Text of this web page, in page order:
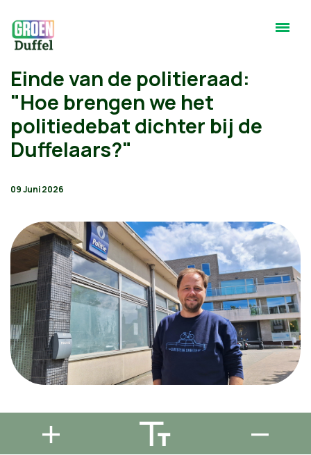
Einde van de politieraad:
"Hoe brengen we het
politiedebat dichter bij de
Duffelaars?"
09 Juni 2026